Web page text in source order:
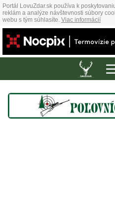
Portál LovuZdar.sk používa k
reklám a analýze návštevnosti súbory
webu s tým súhlasíte. Viac informácií